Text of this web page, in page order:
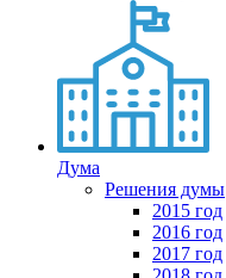
Дума
Решения думы
2015 год
2016 год
2017 год